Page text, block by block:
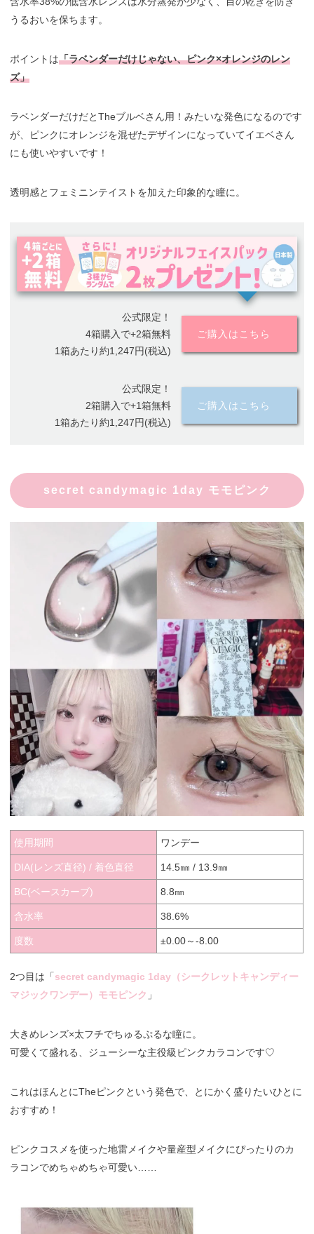
うるおいを保ちます。
ポイントは「ラベンダーだけじゃない、ピンク×オレンジのレン
ズ」
ラベンダーだけだとTheブルベさん用！みたいな発色になるのです
が、ピンクにオレンジを混ぜたデザインになっていてイエベさん
にも使いやすいです！
透明感とフェミニンテイストを加えた印象的な瞳に。
公式限定！
4箱購入で+2箱無料
1箱あたり約1,247円(税込)
ご購入はこちら
公式限定！
2箱購入で+1箱無料
1箱あたり約1,247円(税込)
ご購入はこちら
secret candymagic 1day モモピンク
使用期間 ワンデー
DIA(レンズ直径) / 着色直径 14.5㎜ / 13.9㎜
BC(ベースカーブ) 8.8㎜
含水率 38.6%
度数 ±0.00～-8.00
2つ目は「secret candymagic 1day（シークレットキャンディー
マジックワンデー）モモピンク 」
大きめレンズ×太フチでちゅるぷるな瞳に。
可愛くて盛れる、ジューシーな主役級ピンクカラコンです♡
これはほんとにTheピンクという発色で、とにかく盛りたいひとに
おすすめ！
ピンクコスメを使った地雷メイクや量産型メイクにぴったりのカ
ラコンでめちゃめちゃ可愛い……